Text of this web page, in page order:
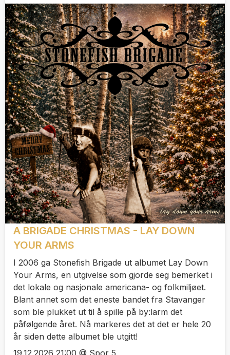
A BRIGADE CHRISTMAS - LAY DOWN
YOUR ARMS
I 2006 ga Stonefish Brigade ut albumet Lay Down
Your Arms, en utgivelse som gjorde seg bemerket i
det lokale og nasjonale americana- og folkmiljøet.
Blant annet som det eneste bandet fra Stavanger
som ble plukket ut til å spille på by:larm det
påfølgende året. Nå markeres det at det er hele 20
år siden dette albumet ble utgitt!